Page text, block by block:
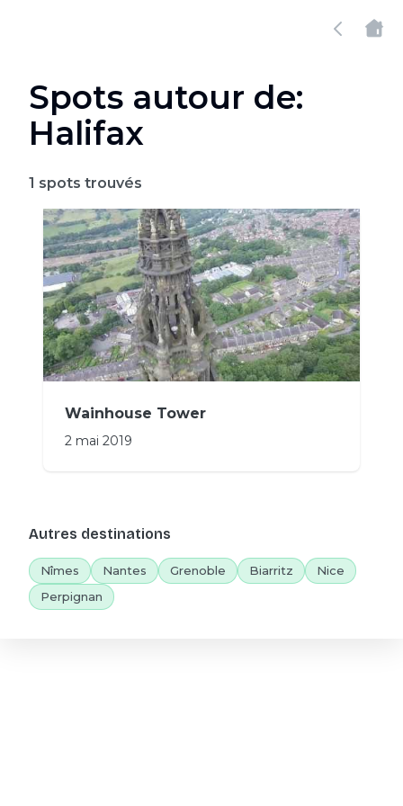
Spots autour de:
Halifax
1 spots trouvés
Wainhouse Tower
2 mai 2019
Autres destinations
Nîmes Nantes Grenoble Biarritz
Nice
Perpignan